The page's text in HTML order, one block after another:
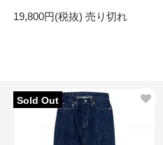
19,800円(税抜) 売り切れ
Sold Out